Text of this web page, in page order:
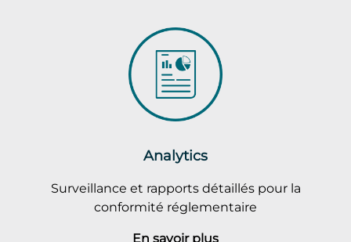
Analytics
Surveillance et rapports détaillés pour la
conformité réglementaire
En savoir plus